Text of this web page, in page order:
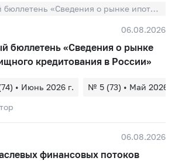
Информационный бюллетень «Сведения о рынке ипотечного жилищного кредитования в России»
06.08.2026
бюллетень «Сведения о рынке
кредитования в России»
• Июнь 2026 г.
№ 5 (73) • Май 2026
06.08.2026
финансовых потоков